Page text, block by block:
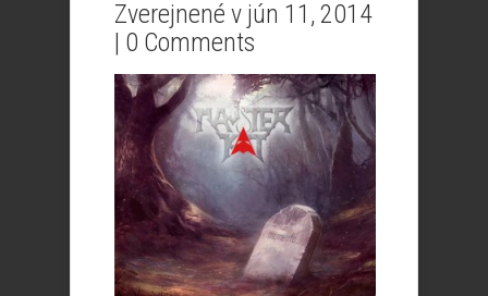
Zverejnené v jún 11, 2014
| 0 Comments